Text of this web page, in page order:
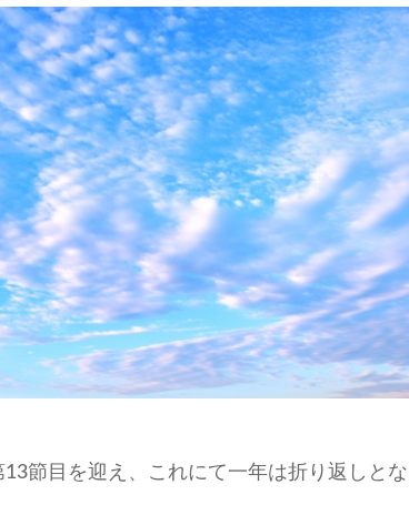
節目を迎え、これにて一年は折り返しとな